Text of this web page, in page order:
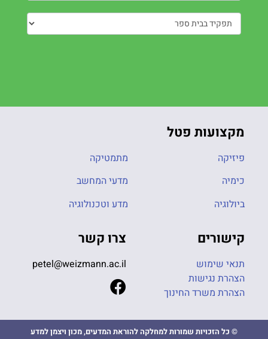
מקצועות פטל
פיזיקה
כימיה
ביולוגיה
מתמטיקה
מדעי המחשב
מדע וטכנולוגיה
קישורים
תנאי שימוש
הצהרת נגישות
הצהרת משרד החינוך
צרו קשר
petel@weizmann.ac.il
© כל הזכויות שמורות למחלקה להוראת המדעים, מכון ויצמן למדע